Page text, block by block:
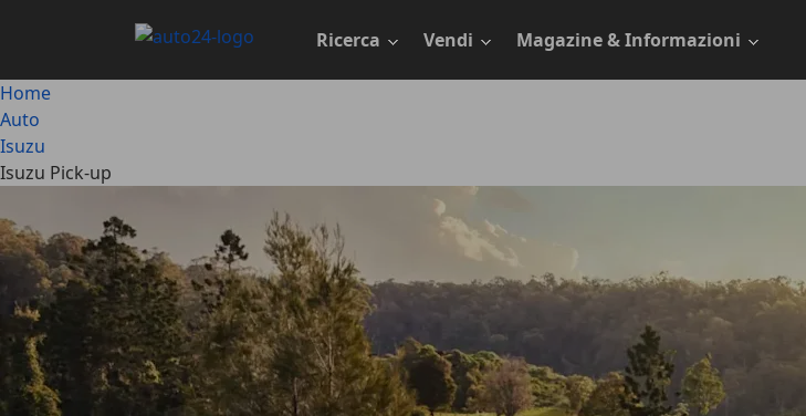
principale
Ricerca Vendi Magazine & Informazioni
Home
Auto
Isuzu
Isuzu Pick-up